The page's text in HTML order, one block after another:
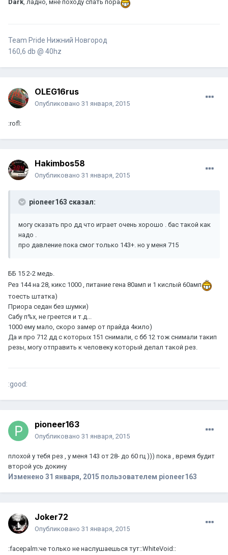
Dark, ладно, мне походу спать пора
Team Pride Нижний Новгород
160,6 db @ 40hz
OLEG16rus
Опубликовано 31 января, 2015
:rofl:
Hakimbos58
Опубликовано 31 января, 2015
pioneer163 сказал:
могу сказать про дд что играет очень хорошо . бас такой как
надо .
про давление пока смог только 143+. но у меня 715
ББ 15 2-2 медь.
Рез 144 на 28, кикс 1000 , питание гена 80амп и 1 кислый 60амп
тоесть штатка)
Приора седан без шумки)
Сабу п%х, не греется и т.д...
1000 ему мало, скоро замер от прайда 4кило)
Да и про 712 дд с которых 151 снимали, с бб 12 тож снимали такип
резы, могу отправить к человеку который делал такой рез.
:good:
pioneer163
Опубликовано 31 января, 2015
плохой у тебя рез , у меня 143 от 28- до 60 гц ))) пока , время будит
второй усь докину
Изменено 31 января, 2015 пользователем pioneer163
Joker72
Опубликовано 31 января, 2015
:facepalm:че только не наслушаешься тут::WhiteVoid::